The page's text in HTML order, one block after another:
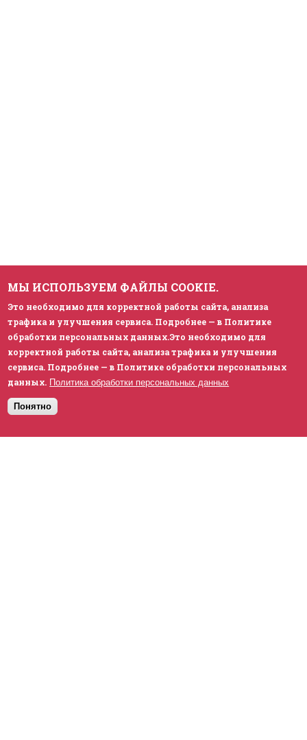
КЛИЕНТЫ
МЫ ИСПОЛЬЗУЕМ ФАЙЛЫ COOKIE.
Это необходимо для корректной работы сайта, анализа
трафика и улучшения сервиса. Подробнее — в Политике
обработки персональных данных.Это необходимо для
корректной работы сайта, анализа трафика и улучшения
сервиса. Подробнее — в Политике обработки персональных
данных. Политика обработки персональных данных
Понятно